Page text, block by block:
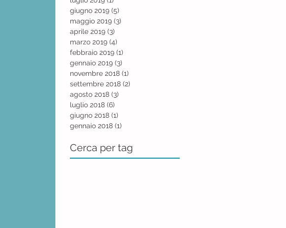
giugno 2019 (5)
maggio 2019 (3)
aprile 2019 (3)
marzo 2019 (4)
febbraio 2019 (1)
gennaio 2019 (3)
novembre 2018 (1)
settembre 2018 (2)
agosto 2018 (3)
luglio 2018 (6)
giugno 2018 (1)
gennaio 2018 (1)
Cerca per tag